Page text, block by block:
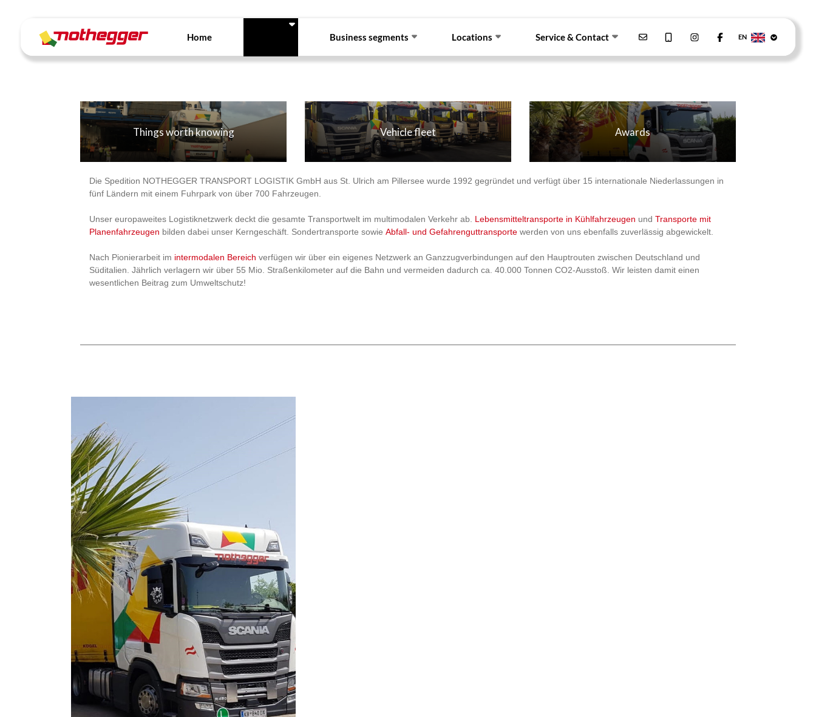
Home
Business segments
Locations Service & Contact EN
Things worth knowing Vehicle fleet Awards
Die Spedition NOTHEGGER TRANSPORT LOGISTIK GmbH aus St. Ulrich am Pillersee wurde 1992 gegründet und verfügt über 15 internationale Niederlassungen in
fünf Ländern mit einem Fuhrpark von über 700 Fahrzeugen.
Unser europaweites Logistiknetzwerk deckt die gesamte Transportwelt im multimodalen Verkehr ab. Lebensmitteltransporte in Kühlfahrzeugen und Transporte mit
Planenfahrzeugen bilden dabei unser Kerngeschäft. Sondertransporte sowie Abfall- und Gefahrenguttransporte werden von uns ebenfalls zuverlässig abgewickelt.
Nach Pionierarbeit im intermodalen Bereich verfügen wir über ein eigenes Netzwerk an Ganzzugverbindungen auf den Hauptrouten zwischen Deutschland und
Süditalien. Jährlich verlagern wir über 55 Mio. Straßenkilometer auf die Bahn und vermeiden dadurch ca. 40.000 Tonnen CO2-Ausstoß. Wir leisten damit einen
wesentlichen Beitrag zum Umweltschutz!